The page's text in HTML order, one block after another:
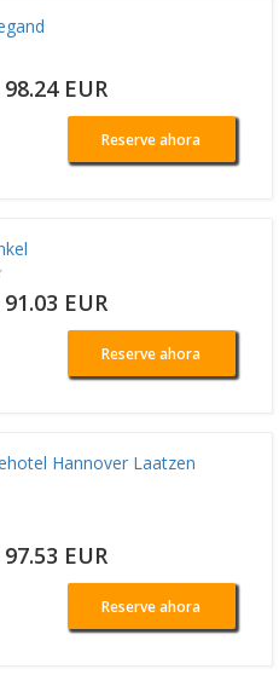
EUR
Reserve ahora
EUR
Reserve ahora
Hannover Laatzen
EUR
Reserve ahora